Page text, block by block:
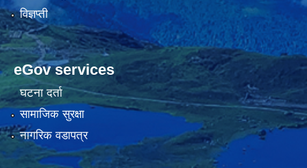
विज्ञप्ती
eGov services
घटना दर्ता
सामाजिक सुरक्षा
नागरिक वडापत्र